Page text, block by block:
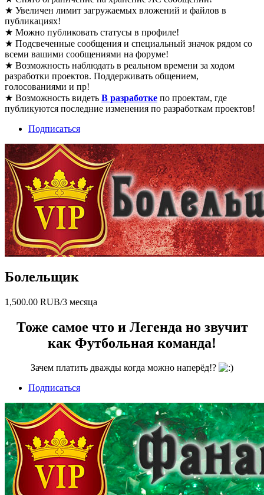
★ Увеличен лимит загружаемых вложений и файлов в
публикациях!
★ Можно публиковать статусы в профиле!
★ Подсвеченные сообщения и специальный значок рядом со
всеми вашими сообщениями на форуме!
★ Возможность наблюдать в реальном времени за ходом
разработки проектов. Поддерживать общением,
голосованиями и пр!
★ Возможность видеть В разработке по проектам, где
публикуются последние изменения по разработкам проектов!
Подписаться
Болельщик
1,500.00 RUB/3 месяца
Тоже самое что и Легенда но звучит
как Футбольная команда!
Зачем платить дважды когда можно наперёд!?
Подписаться